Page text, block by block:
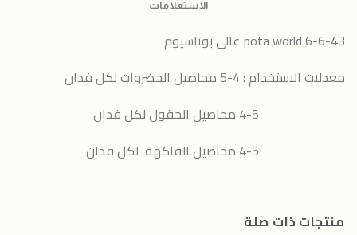
الاستعلامات
pota world 6-6-43 عالى بوتاسيوم
معدلات الاستخدام : 4-5 محاصيل الخضروات لكل فدان
منتجات ذات صلة